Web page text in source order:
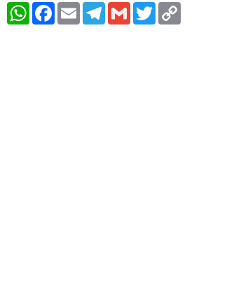
FacebookEmail
TelegramGmailTwitter Copy
Link